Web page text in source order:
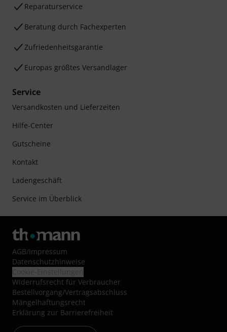
Reparaturservice
Beratung durch Fachexperten
Zufriedenheitsgarantie
Europas größtes Versandlager
Service
Versandkosten und Lieferzeiten
Hilfe-Center
Gutscheine
Kontakt
Ladengeschäft
Service im Überblick
AGB/Impressum
Datenschutzhinweise
Widerrufsrecht für Verbraucher
Bestellvorgang/Vertragsabschluss
Mängelhaftungsrecht
Erklärung zur Barrierefreiheit